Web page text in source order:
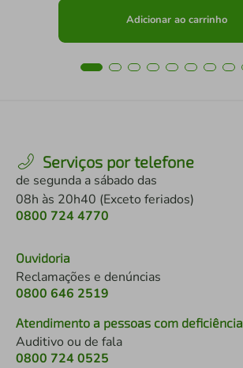
Adicionar ao carrinho
Serviços por telefone
de segunda a sábado das
08h às 20h40 (Exceto feriados)
0800 724 4770
Ouvidoria
Reclamações e denúncias
0800 646 2519
Atendimento a pessoas com deficiência
Auditivo ou de fala
0800 724 0525